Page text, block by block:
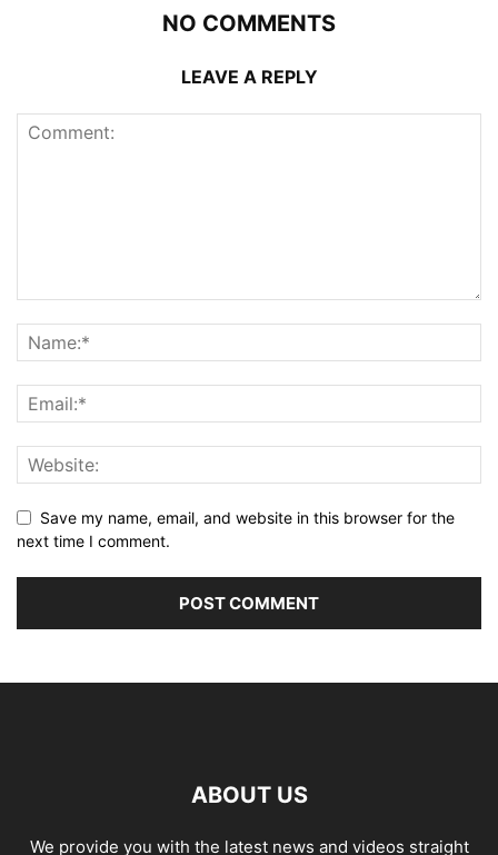
NO COMMENTS
LEAVE A REPLY
Save my name, email, and website in this browser for the
next time I comment.
ABOUT US
We provide you with the latest news and videos straight